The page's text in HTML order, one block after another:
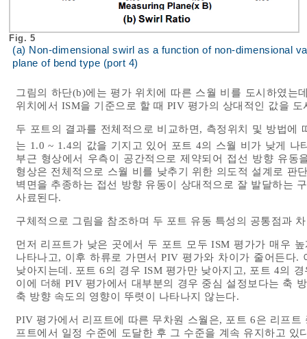
Fig. 5
(a) Non-dimensional swirl as a function of non-dimensional
plane of bend type (port 4)
그림의 하단(b)에는 평가 위치에 따른 스월 비를 도시하였
위치에서 ISM을 기준으로 할 때 PIV 평가의 상대적인 값을 도
두 포트의 결과를 전체적으로 비교하면, 측정위치 및 방법에
는 1.0 ~ 1.4의 값을 기지고 있어 포트 4의 스월 비가 낮게 나
부근 형상에서 우측이 공간적으로 제약되어 접선 방향 유동
형상은 전체적으로 스월 비를 낮추기 위한 의도적 설계로 판
벽면을 추종하는 접선 방향 유동이 상대적으로 잘 발달하는
사료된다.
구체적으로 그림을 참조하며 두 포트 유동 특성의 공통점과
먼저 리프트가 낮은 곳에서 두 포트 모두 ISM 평가가 매우
나타나고, 이후 하류로 가면서 PIV 평가와 차이가 줄어든다
낮아지는데. 포트 6의 경우 ISM 평가만 낮아지고, 포트 4의
이에 더해 PIV 평가에서 대부분의 경우 중심 설정보다는 축
축 방향 속도의 영향이 뚜렷이 나타나지 않는다.
PIV 평가에서 리프트에 따른 무차원 스월은, 포트 6은 리프
프트에서 일정 수준에 도달한 후 그 수준을 계속 유지하고